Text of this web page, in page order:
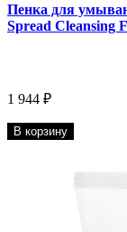
Пенка для
Spread Cleansing
1 944 ₽
В корзину